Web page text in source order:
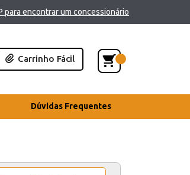
para encontrar um concessionário
Carrinho Fácil
Dúvidas Frequentes